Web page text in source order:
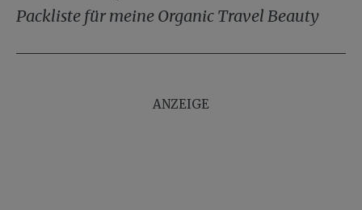
Packliste für meine Organic Travel Beauty
ANZEIGE